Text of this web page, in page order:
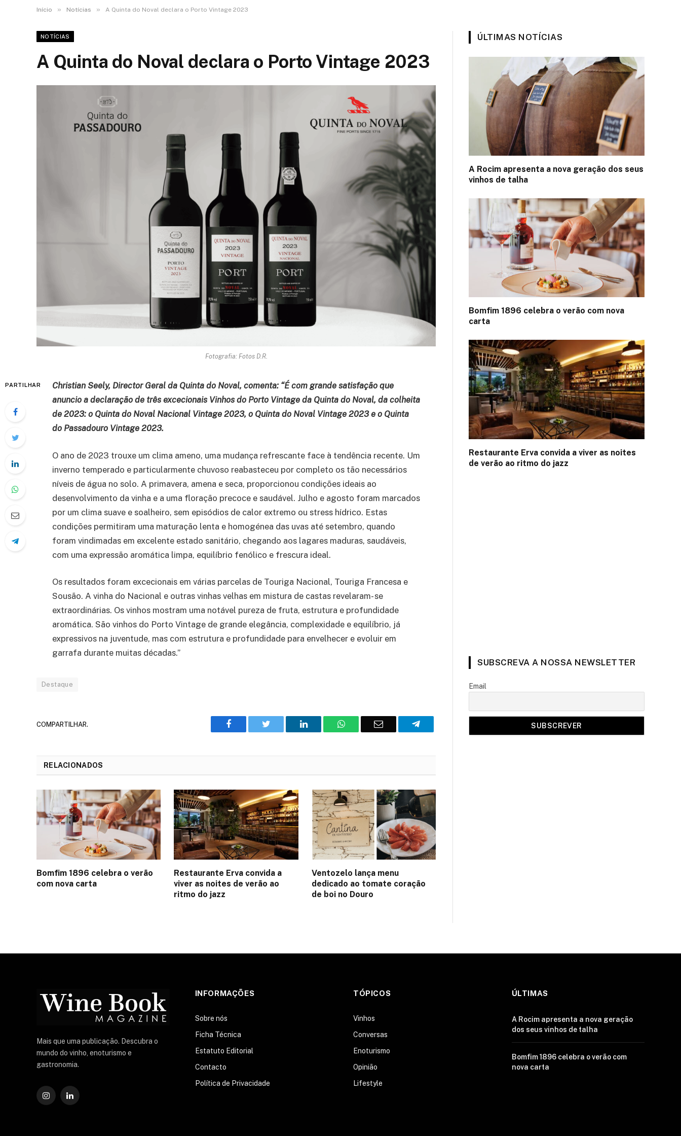
Início » Notícias » A Quinta do Noval declara o Porto Vintage 2023
NOTÍCIAS
A Quinta do Noval declara o Porto Vintage 2023
Fotografia: Fotos D.R.
PARTILHAR
Christian Seely, Director Geral da Quinta do Noval, comenta: “É com grande satisfação que
anuncio a declaração de três excecionais Vinhos do Porto Vintage da Quinta do Noval, da colheita
de 2023: o Quinta do Noval Nacional Vintage 2023, o Quinta do Noval Vintage 2023 e o Quinta
do Passadouro Vintage 2023.
O ano de 2023 trouxe um clima ameno, uma mudança refrescante face à tendência recente. Um
inverno temperado e particularmente chuvoso reabasteceu por completo os tão necessários
níveis de água no solo. A primavera, amena e seca, proporcionou condições ideais ao
desenvolvimento da vinha e a uma floração precoce e saudável. Julho e agosto foram marcados
por um clima suave e soalheiro, sem episódios de calor extremo ou stress hídrico. Estas
condições permitiram uma maturação lenta e homogénea das uvas até setembro, quando
foram vindimadas em excelente estado sanitário, chegando aos lagares maduras, saudáveis,
com uma expressão aromática limpa, equilíbrio fenólico e frescura ideal.
Os resultados foram excecionais em várias parcelas de Touriga Nacional, Touriga Francesa e
Sousão. A vinha do Nacional e outras vinhas velhas em mistura de castas revelaram- se
extraordinárias. Os vinhos mostram uma notável pureza de fruta, estrutura e profundidade
aromática. São vinhos do Porto Vintage de grande elegância, complexidade e equilíbrio, já
expressivos na juventude, mas com estrutura e profundidade para envelhecer e evoluir em
garrafa durante muitas décadas.”
Destaque
COMPARTILHAR. Facebook Twitter
O
WhatsAppE-
Telegrama
RELACIONADOS
Bomfim 1896 celebra o verão
com nova carta
Restaurante Erva convida a
viver as noites de verão ao
ritmo do jazz
Ventozelo lança menu
dedicado ao tomate coração
de boi no Douro
ÚLTIMAS NOTÍCIAS
A Rocim apresenta a nova geração dos seus
vinhos de talha
Bomfim 1896 celebra o verão com nova
carta
Restaurante Erva convida a viver as noites
de verão ao ritmo do jazz
SUBSCREVA A NOSSA NEWSLETTER
Email
Mais que uma publicação. Descubra o
mundo do vinho, enoturismo e
gastronomia.
Instagram
O
INFORMAÇÕES
Sobre nós
Ficha Técnica
Estatuto Editorial
Contacto
Política de Privacidade
TÓPICOS
Vinhos
Conversas
Enoturismo
Opinião
Lifestyle
ÚLTIMAS
A Rocim apresenta a nova geração
dos seus vinhos de talha
Bomfim 1896 celebra o verão com
nova carta